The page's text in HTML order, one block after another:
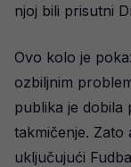
njoj bili prisutni
Ovo kolo je
ozbiljnim
publika je dobila
takmičenje. Zato
uključujući